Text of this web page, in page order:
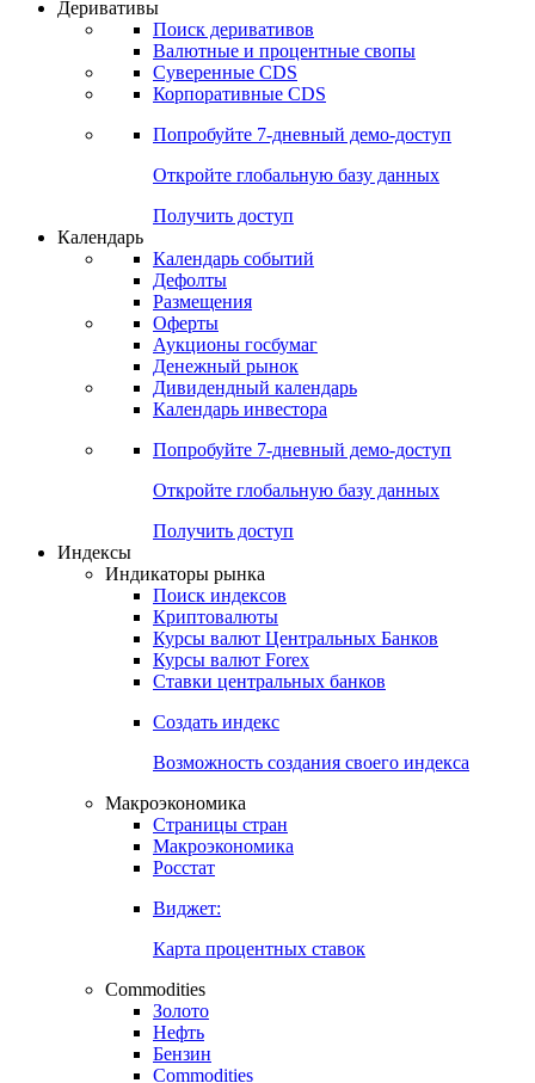
Деривативы
Поиск деривативов
Валютные и процентные свопы
Суверенные CDS
Корпоративные CDS
Попробуйте 7-дневный демо-доступ
Откройте глобальную базу данных
Получить доступ
Календарь
Календарь событий
Дефолты
Размещения
Оферты
Аукционы госбумаг
Денежный рынок
Дивидендный календарь
Календарь инвестора
Попробуйте 7-дневный демо-доступ
Откройте глобальную базу данных
Получить доступ
Индексы
Индикаторы рынка
Поиск индексов
Криптовалюты
Курсы валют Центральных Банков
Курсы валют Forex
Ставки центральных банков
Создать индекс
Возможность создания своего индекса
Макроэкономика
Страницы стран
Макроэкономика
Росстат
Виджет:
Карта процентных ставок
Commodities
Золото
Нефть
Бензин
Commodities